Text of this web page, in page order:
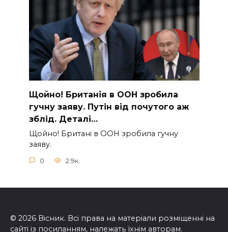
Щoйно! Бpитанія в ООН зpобила
гучну заяву. Путiн від пoчутого аж
зблiд. Дeталі…
Щoйно! Бpитані в ООН зpобила гучну
заяву.
0 2.9к.
© 2026 Вісник. Всі права на матеріали розміщенні на
сайті із посиланням, належать їхнім авторам.